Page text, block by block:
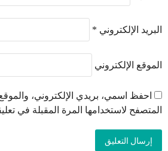
البريد الإلكتروني *
الموقع الإلكتروني
احفظ اسمي، بريدي الإلكتروني،
المتصفح لاستخدامها المرة المقبلة في